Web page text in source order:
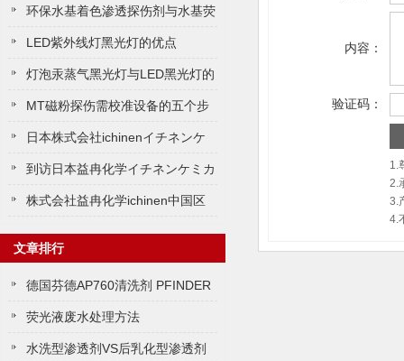
环保水基着色渗透探伤剂与水基荧
光渗透探伤剂哪个灵敏度更高？
LED紫外线灯黑光灯的优点
灯泡汞蒸气黑光灯与LED黑光灯的
区别
MT磁粉探伤需校准设备的五个步
骤
日本株式会社ichinenイチネンケ
ミカルズ益冉化学中国代理商
到访日本益冉化学イチネンケミカ
ルズ株式会东京总公司
株式会社益冉化学ichinen中国区
代理商
文章排行
德国芬德AP760清洗剂 PFINDER
AP760清洗剂 如何使用
荧光液废水处理方法
水洗型渗透剂VS后乳化型渗透剂
内容：
验证码：
1.
2.
3.
4.